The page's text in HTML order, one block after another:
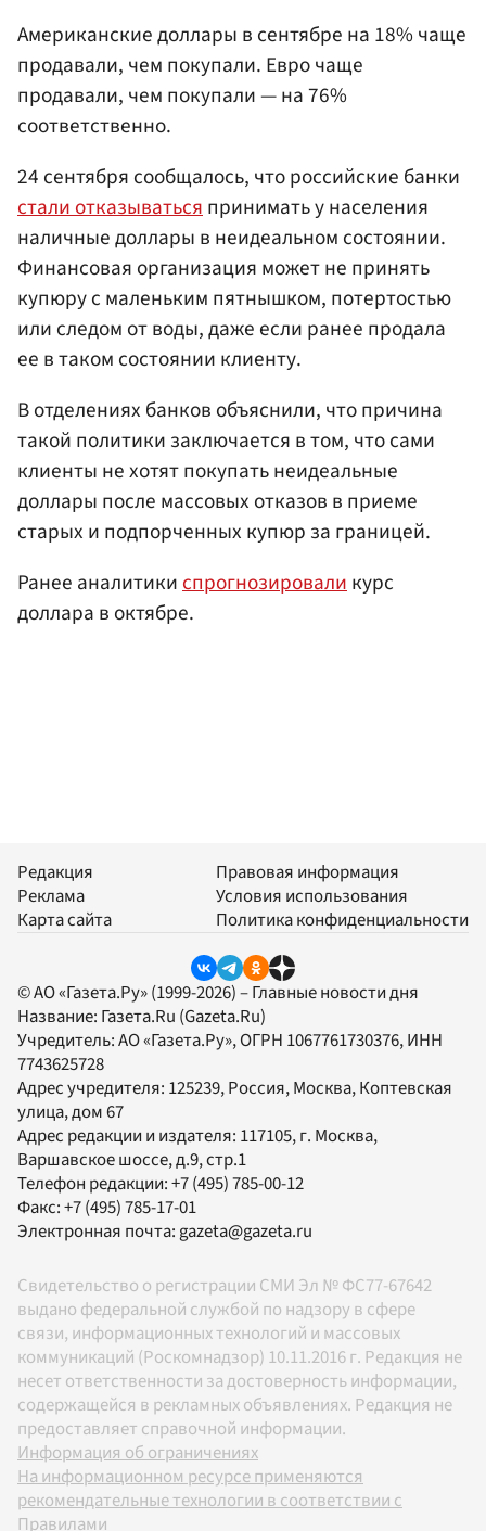
Американские доллары в сентябре на 18% чаще
продавали, чем покупали. Евро чаще
продавали, чем покупали — на 76%
соответственно.
24 сентября сообщалось, что российские банки
стали отказыватьсяпринимать у населения
наличные доллары в неидеальном состоянии.
Финансовая организация может не принять
купюру с маленьким пятнышком, потертостью
или следом от воды, даже если ранее продала
ее в таком состоянии клиенту.
В отделениях банков объяснили, что причина
такой политики заключается в том, что сами
клиенты не хотят покупать неидеальные
доллары после массовых отказов в приеме
старых и подпорченных купюр за границей.
Ранее аналитикиспрогнозироваликурс
доллара в октябре.
Редакция
Реклама
Карта сайта
Правовая информация
Условия использования
Политика конфиденциальности
© АО «Газета.Ру» (1999-2026) – Главные новости дня
Название: Газета.Ru (Gazeta.Ru)
Учредитель:АО «Газета.Ру», ОГРН 1067761730376, ИНН
7743625728
Адрес учредителя: 125239, Россия, Москва, Коптевская
улица, дом 67
Адрес редакции и издателя: 117105, г. Москва,
Варшавское шоссе, д.9, стр.1
Телефон редакции:+7 (495) 785-00-12
Факс:+7 (495) 785-17-01
Электронная почта: gazeta@gazeta.ru
Свидетельство о регистрации СМИ Эл № ФС77-67642
выдано федеральной службой по надзору в сфере
связи, информационных технологий и массовых
коммуникаций (Роскомнадзор) 10.11.2016 г. Редакция не
несет ответственности за достоверность информации,
содержащейся в рекламных объявлениях. Редакция не
предоставляет справочной информации.
Информация об ограничениях
На информационном ресурсе применяются
рекомендательные технологии в соответствии с
Правилами